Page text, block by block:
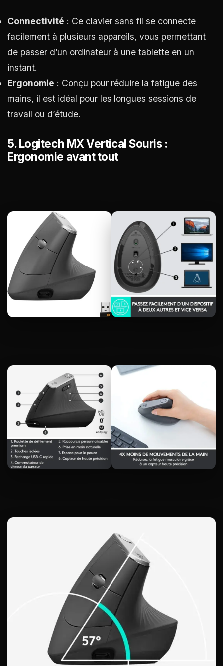
Connectivité : Ce clavier sans fil se connecte
facilement à plusieurs appareils, vous permettant
de passer d’un ordinateur à une tablette en un
instant.
Ergonomie : Conçu pour réduire la fatigue des
mains, il est idéal pour les longues sessions de
travail ou d’étude.
5.Logitech MX Vertical Souris :
Ergonomie avant tout